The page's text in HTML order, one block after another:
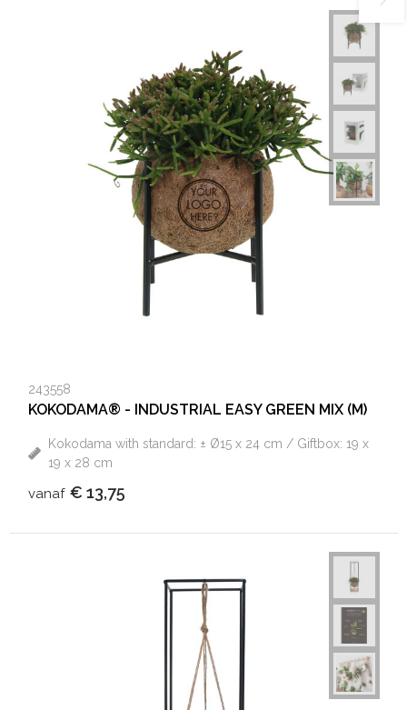
243558
KOKODAMA® - INDUSTRIAL EASY GREEN MIX (M)
Kokodama with standard: ± Ø15 x 24 cm / Giftbox: 19 x
19 x 28 cm
vanaf € 13,75